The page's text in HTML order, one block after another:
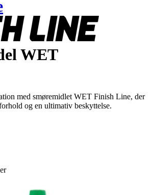
WET
med smøremidlet WET Finish Line, der
og en ultimativ beskyttelse.